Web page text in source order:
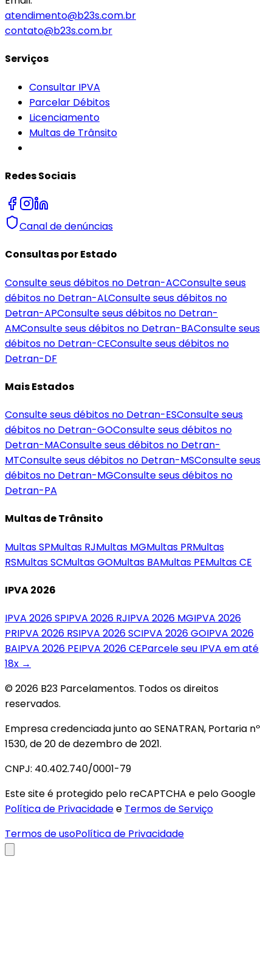
atendimento@b23s.com.br
contato@b23s.com.br
Serviços
Consultar IPVA
Parcelar Débitos
Licenciamento
Multas de Trânsito
Redes Sociais
Canal de denúncias
Consultas por Estado
Consulte seus débitos no Detran-ACConsulte seus
débitos no Detran-ALConsulte seus débitos no
Detran-APConsulte seus débitos no Detran-
AMConsulte seus débitos no Detran-BAConsulte seus
débitos no Detran-CEConsulte seus débitos no
Detran-DF
Mais Estados
Consulte seus débitos no Detran-ESConsulte seus
débitos no Detran-GOConsulte seus débitos no
Detran-MAConsulte seus débitos no Detran-
MTConsulte seus débitos no Detran-MSConsulte seus
débitos no Detran-MGConsulte seus débitos no
Detran-PA
Multas de Trânsito
MultasSPMultas RJMultas MGMultas PRMultas
RSMultasSCMultasGOMultas BAMultas PEMultasCE
IPVA 2026
IPVA 2026SPIPVA 2026 RJIPVA 2026 MGIPVA 2026
PRIPVA 2026 RSIPVA 2026SCIPVA 2026GOIPVA 2026
BAIPVA 2026 PEIPVA 2026CEParcele seu IPVA em até
18x →
© 2026 B23 Parcelamentos. Todos os direitos
reservados.
Empresa credenciada junto ao SENATRAN, Portaria nº
1530, de 20 de dezembro de 2021.
CNPJ: 40.402.740/0001-79
Este site é protegido pelo reCAPTCHA e pelo Google
Política de Privacidadee Termos de Serviço
Termos de usoPolítica de Privacidade